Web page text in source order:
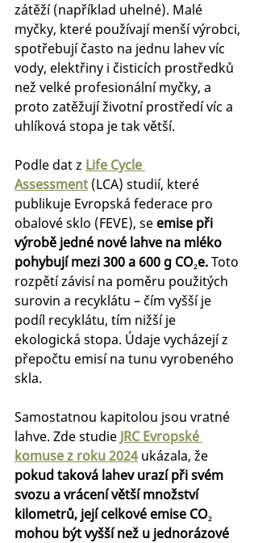
zátěží (například uhelné). Malé
myčky, které používají menší výrobci,
spotřebují často na jednu lahev víc
vody, elektřiny i čisticích prostředků
než velké profesionální myčky, a
proto zatěžují životní prostředí víc a
uhlíková stopa je tak větší.
Podle dat z Life Cycle
Assessment (LCA) studií, které
publikuje Evropská federace pro
obalové sklo (FEVE), se emise při
výrobě jedné nové lahve na mléko
pohybují mezi 300 a 600 g CO₂e. Toto
rozpětí závisí na poměru použitých
surovin a recyklátu – čím vyšší je
podíl recyklátu, tím nižší je
ekologická stopa. Údaje vycházejí z
přepočtu emisí na tunu vyrobeného
skla.
Samostatnou kapitolou jsou vratné
lahve. Zde studie JRC Evropské
komuse z roku 2024 ukázala, že
pokud taková lahev urazí při svém
svozu a vrácení větší množství
kilometrů, její celkové emise CO₂
mohou být vyšší než u jednorázové